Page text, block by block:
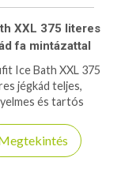
XXL 375 literes
fa mintázattal
Ice Bath XXL 375
jégkád teljes,
és tartós